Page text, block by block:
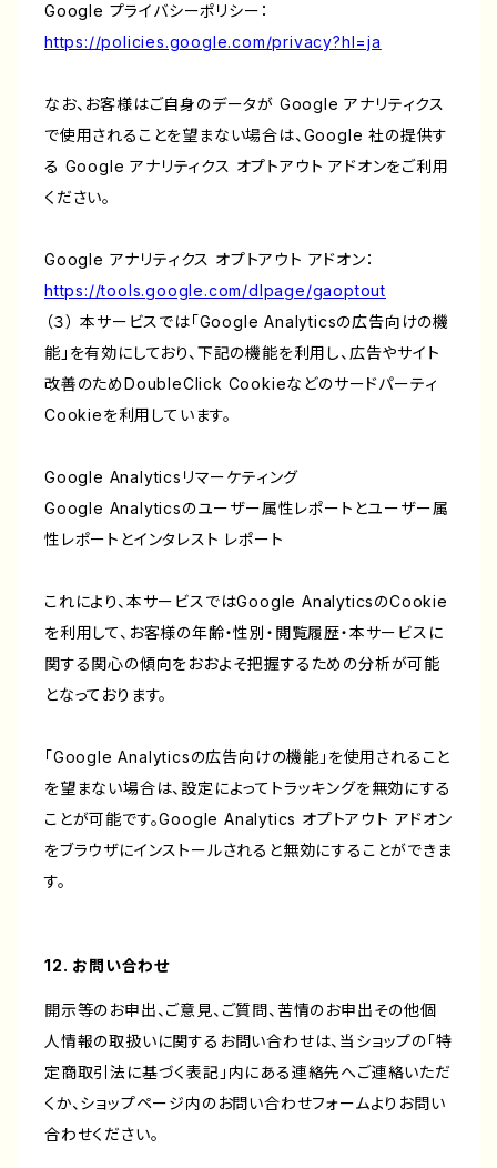
Google プライバシーポリシー：
https://policies.google.com/privacy?hl=ja
なお、お客様はご自身のデータが Google アナリティクス
で使用されることを望まない場合は、Google 社の提供す
る Google アナリティクス オプトアウト アドオンをご利用
ください。
Google アナリティクス オプトアウト アドオン：
https://tools.google.com/dlpage/gaoptout
（３） 本サービスでは「Google Analyticsの広告向けの機
能」を有効にしており、下記の機能を利用し、広告やサイト
改善のためDoubleClick Cookieなどのサードパーティ
Cookieを利用しています。
Google Analyticsリマーケティング
Google Analyticsのユーザー属性レポートとユーザー属
性レポートとインタレスト レポート
これにより、本サービスではGoogle AnalyticsのCookie
を利用して、お客様の年齢・性別・閲覧履歴・本サービスに
関する関心の傾向をおおよそ把握するための分析が可能
となっております。
「Google Analyticsの広告向けの機能」を使用されること
を望まない場合は、設定によってトラッキングを無効にする
ことが可能です。Google Analytics オプトアウト アドオン
をブラウザにインストールされると無効にすることができま
す。
12. お問い合わせ
開示等のお申出、ご意見、ご質問、苦情のお申出その他個
人情報の取扱いに関するお問い合わせは、当ショップの「特
定商取引法に基づく表記」内にある連絡先へご連絡いただ
くか、ショップページ内のお問い合わせフォームよりお問い
合わせください。